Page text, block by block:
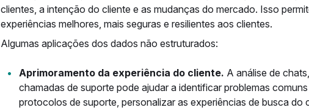
clientes, a intenção do cliente e as mudanças do mercado. Isso
experiências melhores, mais seguras e resilientes aos clientes.
Algumas aplicações dos dados não estruturados:
Aprimoramento da experiência do cliente. A análise de
chamadas de suporte pode ajudar a identificar problemas
protocolos de suporte, personalizar as experiências de busca do